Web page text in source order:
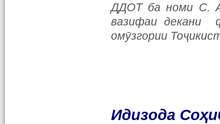
ДДОТ ба номи С.
вазифаи декани
омӯзгории
Идизода